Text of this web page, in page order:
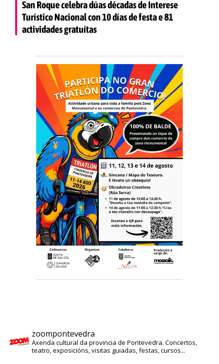
San Roque celebra dúas décadas de Interese
Turístico Nacional con 10 días de festa e 81
actividades gratuítas
zoompontevedra
Axenda cultural da provincia de Pontevedra. Concertos,
teatro, exposicións, visitas guiadas, festas, cursos...